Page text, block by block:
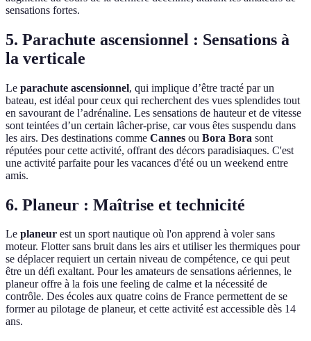
sensations fortes.
5. Parachute ascensionnel : Sensations à
la verticale
Le parachute ascensionnel, qui implique d’être tracté par un
bateau, est idéal pour ceux qui recherchent des vues splendides tout
en savourant de l’adrénaline. Les sensations de hauteur et de vitesse
sont teintées d’un certain lâcher-prise, car vous êtes suspendu dans
les airs. Des destinations comme Cannes ou Bora Bora sont
réputées pour cette activité, offrant des décors paradisiaques. C'est
une activité parfaite pour les vacances d'été ou un weekend entre
amis.
6. Planeur : Maîtrise et technicité
Le planeur est un sport nautique où l'on apprend à voler sans
moteur. Flotter sans bruit dans les airs et utiliser les thermiques pour
se déplacer requiert un certain niveau de compétence, ce qui peut
être un défi exaltant. Pour les amateurs de sensations aériennes, le
planeur offre à la fois une feeling de calme et la nécessité de
contrôle. Des écoles aux quatre coins de France permettent de se
former au pilotage de planeur, et cette activité est accessible dès 14
ans.